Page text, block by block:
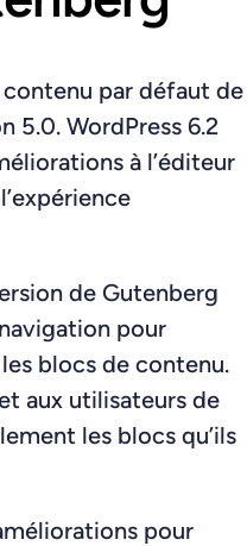
par défaut de
5.0. WordPress 6.2
à l’éditeur
de Gutenberg
pour
blocs de contenu.
aux utilisateurs de
les blocs qu’ils
pour